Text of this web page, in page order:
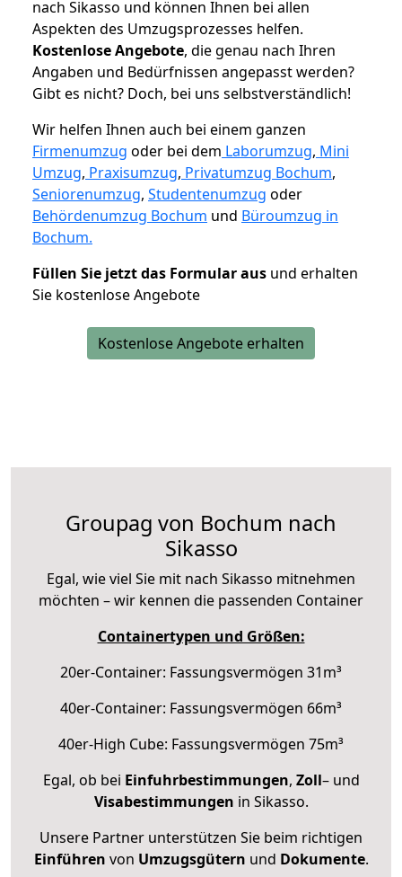
nach Sikasso und können Ihnen bei allen
Aspekten des Umzugsprozesses helfen.
Kostenlose Angebote, die genau nach Ihren
Angaben und Bedürfnissen angepasst werden?
Gibt es nicht? Doch, bei uns selbstverständlich!
Wir helfen Ihnen auch bei einem ganzen
Firmenumzug oder bei dem Laborumzug, Mini
Umzug, Praxisumzug, Privatumzug Bochum,
Seniorenumzug, Studentenumzug oder
Behördenumzug Bochum und Büroumzug in
Bochum.
Füllen Sie jetzt das Formular aus und erhalten
Sie kostenlose Angebote
Kostenlose Angebote erhalten
Groupag von Bochum nach
Sikasso
Egal, wie viel Sie mit nach Sikasso mitnehmen
möchten – wir kennen die passenden Container
Containertypen und Größen:
20er-Container: Fassungsvermögen 31m³
40er-Container: Fassungsvermögen 66m³
40er-High Cube: Fassungsvermögen 75m³
Egal, ob bei Einfuhrbestimmungen, Zoll– und
Visabestimmungen in Sikasso.
Unsere Partner unterstützen Sie beim richtigen
Einführen von Umzugsgütern und Dokumente.